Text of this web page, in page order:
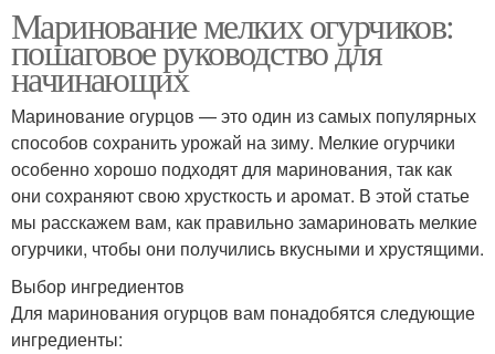
Маринование мелких огурчиков:
пошаговое руководство для
начинающих
Маринование огурцов — это один из самых популярных
способов сохранить урожай на зиму. Мелкие огурчики
особенно хорошо подходят для маринования, так как
они сохраняют свою хрусткость и аромат. В этой статье
мы расскажем вам, как правильно замариновать мелкие
огурчики, чтобы они получились вкусными и хрустящими.
Выбор ингредиентов
Для маринования огурцов вам понадобятся следующие
ингредиенты: